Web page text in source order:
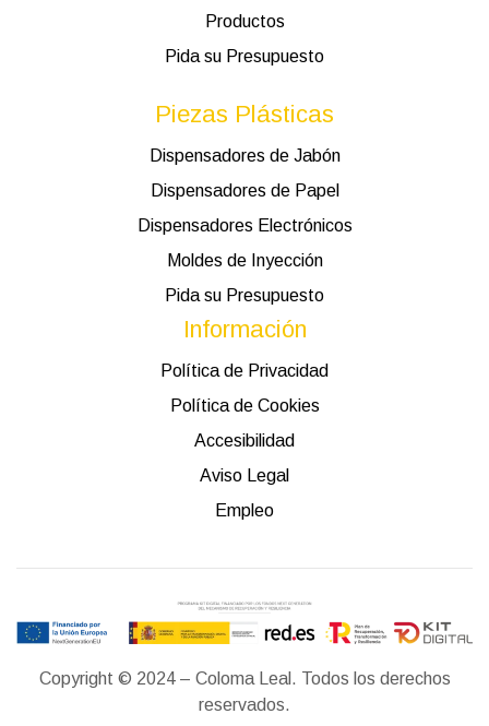
Productos
Pida su Presupuesto
Piezas Plásticas
Dispensadores de Jabón
Dispensadores de Papel
Dispensadores Electrónicos
Moldes de Inyección
Pida su Presupuesto
Información
Política de Privacidad
Política de Cookies
Accesibilidad
Aviso Legal
Empleo
Copyright © 2024 – Coloma Leal. Todos los derechos
reservados.